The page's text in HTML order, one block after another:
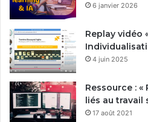
6 janvier 2026
Replay vidéo
4 juin 2025
Ressource :
liés au travail
17 août 2021